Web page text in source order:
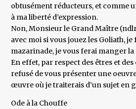
obtusément réducteurs, et comme
à ma liberté d’expression.
Non, Monsieur le Grand Maître
avec moi si vous jouez les Goliath,
mazarinade, je vous ferai manger la
En effet, par respect des êtres et des
refusé de vous présenter une
œuvre où je traiterais d’un sujet en
Ode à la Chouffe